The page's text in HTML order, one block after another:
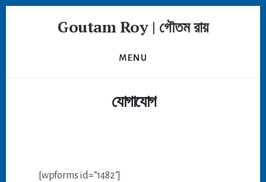
Goutam Roy | গৌতম রায়
MENU
যোগাযোগ
[wpforms id=”1482″]